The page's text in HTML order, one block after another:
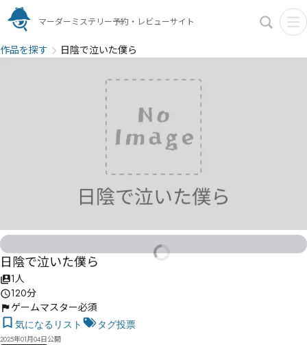
マーダーミステリー予約・レビューサイト
作品を探す 日陰で泣いた僕ら
日陰で泣いた僕ら
1人
120分
ゲームマスター必須
気になるリスト タグ投票
2025年01月04日公開